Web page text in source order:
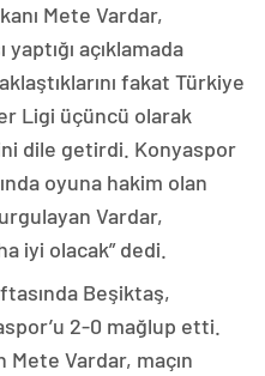
Mete Vardar,
açıklamada
fakat Türkiye
Ligi üçüncü olarak
dile getirdi. Konyaspor
oyuna hakim olan
Vardar,
iyi olacak” dedi.
Beşiktaş,
2-0 mağlup etti.
Mete Vardar, maçın